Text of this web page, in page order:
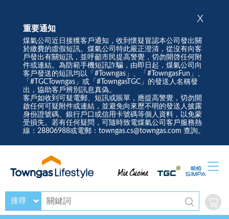
重要通知
煤氣公司近日接獲客戶通知，收到懷疑冒認本公司發出關
於繳費的虛假短訊。煤氣公司特此嚴正澄清，從沒有向客
戶發出有關短訊，並呼籲市民提高警覺，切勿開啓任何附
件或連結。為防範手機短訊詐騙，由即日起，煤氣公司向
客戶發送的短訊均以「#Towngas」、「#TowngasFun」、
「#TGCTowngas」或「#TowngasTGC」的發送人名稱發
出，協助客戶辨別訊息真偽。
客戶如收到可疑電郵、短訊或賬單，應提高警覺，切勿開
啟任何可疑附件或連結，並避免向來歷不明的發送人披露
身份證號碼、銀行戶口或信用卡號碼等個人資料，以免蒙
受損失。若有任何疑問，可隨時致電煤氣公司客戶服務熱
線：28806988或電郵：towngas.cs@towngas.com 查詢。
X
搜尋